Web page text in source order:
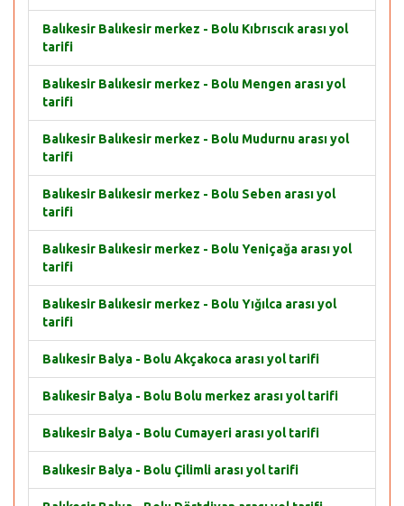
Balıkesir Balıkesir merkez - Bolu Kıbrıscık arası yol
tarifi
Balıkesir Balıkesir merkez - Bolu Mengen arası yol
tarifi
Balıkesir Balıkesir merkez - Bolu Mudurnu arası yol
tarifi
Balıkesir Balıkesir merkez - Bolu Seben arası yol
tarifi
Balıkesir Balıkesir merkez - Bolu Yeniçağa arası yol
tarifi
Balıkesir Balıkesir merkez - Bolu Yığılca arası yol
tarifi
Balıkesir Balya - Bolu Akçakoca arası yol tarifi
Balıkesir Balya - Bolu Bolu merkez arası yol tarifi
Balıkesir Balya - Bolu Cumayeri arası yol tarifi
Balıkesir Balya - Bolu Çilimli arası yol tarifi